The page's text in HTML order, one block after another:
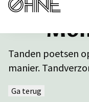
Tanden poetsen
manier.
Ga terug